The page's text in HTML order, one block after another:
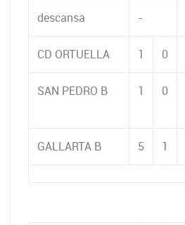
descansa -
CD ORTUELLA 1 0
SAN PEDRO B 1 0
GALLARTA B 5 1